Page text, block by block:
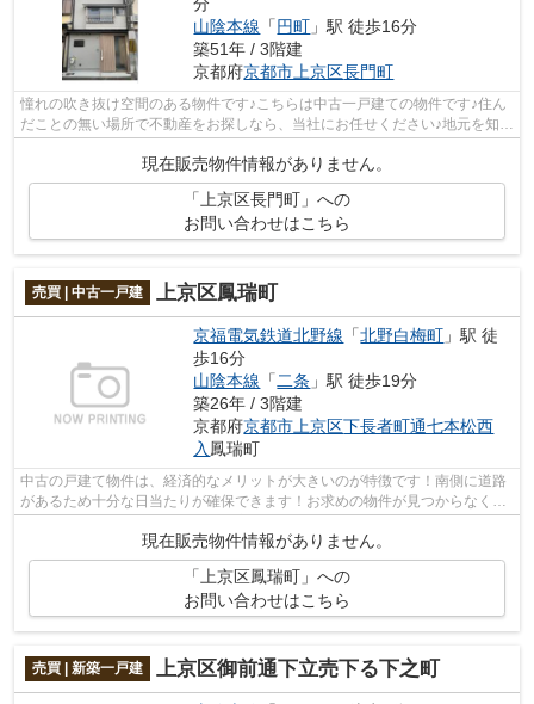
山陰本線 「円町 」駅 徒歩16分
築51年 / 3階建
京都府京都市上京区長門町
憧れの吹き抜け空間のある物件です♪こちらは中古一戸建ての物件です♪住ん
だことの無い場所で不動産をお探しなら、当社にお任せください♪地元を知り
現在販売物件情報がありません。
「上京区長門町」への
お問い合わせはこちら
売買 | 中古一戸建 上京区鳳瑞町
京福電気鉄道北野線 「北野白梅町 」駅 徒
歩16分
山陰本線 「 二条 」駅 徒歩19分
築26年 / 3階建
京都府京都市上京区下長者町通七本松西
入 鳳瑞町
中古の戸建て物件は、経済的なメリットが大きいのが特徴です！南側に道路
があるため十分な日当たりが確保できます！お求めの物件が見つからなくて
お困りであれば、多種多様な不動産情...
現在販売物件情報がありません。
「上京区鳳瑞町」への
お問い合わせはこちら
売買 | 新築一戸建 上京区御前通下立売下る下之町